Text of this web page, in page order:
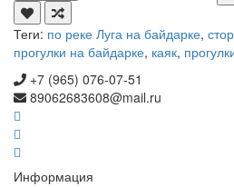
Теги: по реке Луга на байдарке,
прогулки на байдарке, каяк,
+7 (965) 076-07-51
89062683608@mail.ru
Информация